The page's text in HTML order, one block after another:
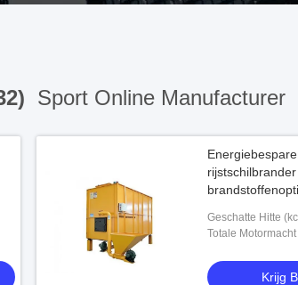
Sport Online Manufacturer
Geschatte Hitte
Totale
Krijg